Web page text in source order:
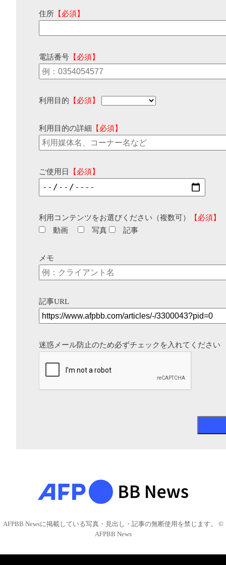
住所 【必須】
電話番号 【必須】
利用目的 【必須】
利用目的の詳細 【必須】
ご使用日 【必須】
利用コンテンツをお選びください（複数可）
【必須】
動画
写真 記事
メモ
記事URL
迷惑メール防止のため必ずチェックを入れてください
AFPBB Newsに掲載している写真・見出し・記事の無断使用を禁じます。 ©
AFPBB News